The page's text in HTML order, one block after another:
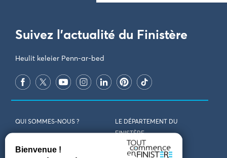
Suivez l'actualité du Finistère
Heulit keleier Penn-ar-bed
QUI SOMMES-NOUS ?
LE DÉPARTEMENT DU
FINISTÈRE
REJOIGNEZ-NOUS VENIR EN FINISTÈRE